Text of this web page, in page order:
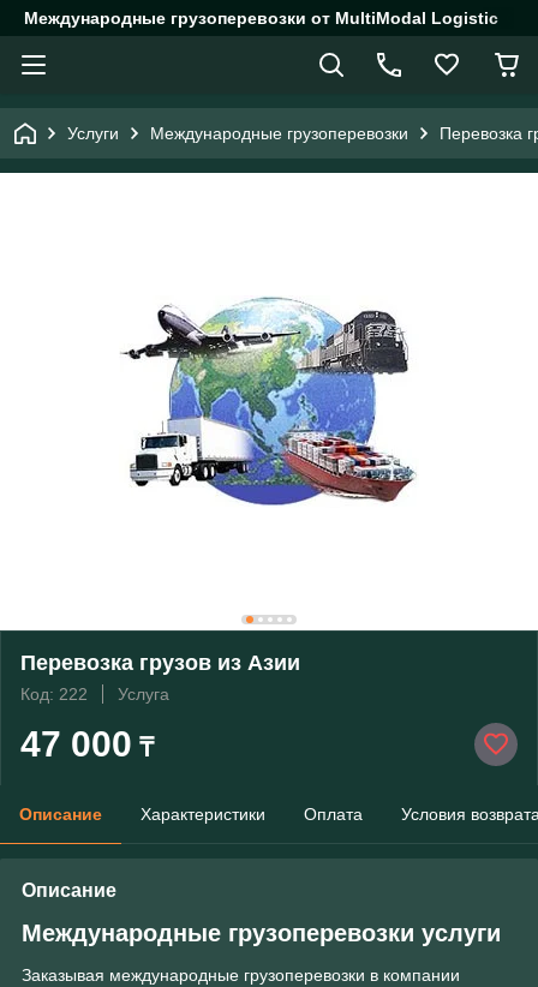
Международные грузоперевозки от MultiModal Logistic
Услуги Международные грузоперевозки Перевозка
Перевозка грузов из Азии
Код: 222 Услуга
47 000 ₸
Описание Характеристики Оплата Условия
Описание
Международные грузоперевозки услуги
Заказывая международные грузоперевозки в компании